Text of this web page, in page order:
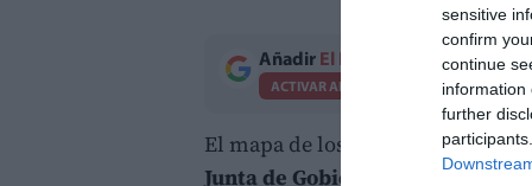
sensitive
confirm
continue
information
further
Añadir El Periodico de Aquí
ACTIVAR AHORA
El mapa de los servicios sociales
Junta de Gobierno Localha dado